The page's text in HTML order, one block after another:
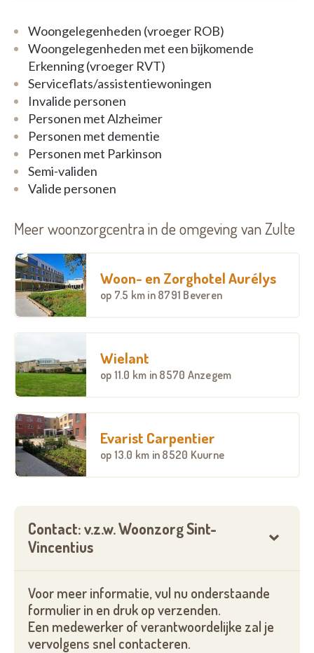
Woongelegenheden (vroeger ROB)
Woongelegenheden met een bijkomende
Erkenning (vroeger RVT)
Serviceflats/assistentiewoningen
Invalide personen
Personen met Alzheimer
Personen met dementie
Personen met Parkinson
Semi-validen
Valide personen
Meer woonzorgcentra in de omgeving van Zulte
Woon- en Zorghotel Aurélys
op 7.5 km in 8791 Beveren
Wielant
op 11.0 km in 8570 Anzegem
Evarist Carpentier
op 13.0 km in 8520 Kuurne
Contact: v.z.w. Woonzorg Sint-
Vincentius
Voor meer informatie, vul nu onderstaande
formulier in en druk op verzenden.
Een medewerker of verantwoordelijke zal je
vervolgens snel contacteren.